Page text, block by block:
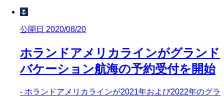
🌷
公開日 2020/08/20
ホランドアメリカラインがグランド
バケーション航海の予約受付を開始
- ホランドアメリカラインが2021年および2022年のグラ